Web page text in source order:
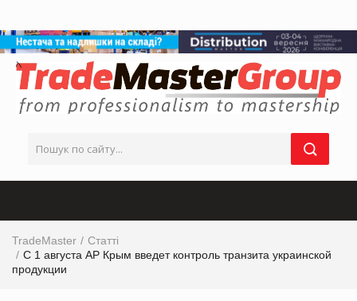
TradeMaster
Статті
С 1 августа АР Крым введет контроль транзита украинской
продукции